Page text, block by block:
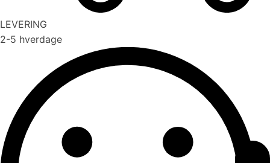
LEVERING
2-5 hverdage